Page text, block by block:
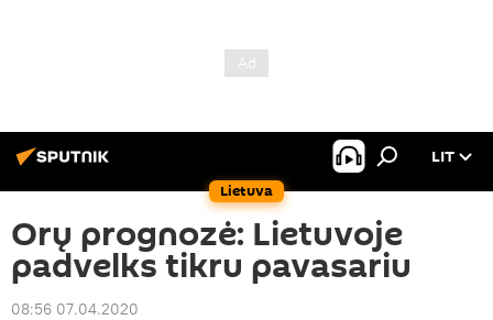
Lietuva
LIT
Orų prognozė: Lietuvoje
padvelks tikru pavasariu
08:56 07.04.2020